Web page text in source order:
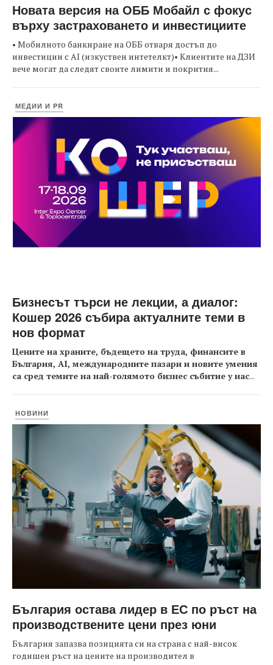
Новата версия на ОББ Мобайл с фокус
върху застраховането и инвестициите
• Мобилното банкиране на ОББ отваря достъп до
инвестиции с AI (изкуствен интетелкт)• Клиентите на ДЗИ
вече могат да следят своите лимити и покрития...
МЕДИИ И PR
Бизнесът търси не лекции, а диалог:
Кошер 2026 събира актуалните теми в
нов формат
Цените на храните, бъдещето на труда, финансите в
България, AI, международните пазари и новите умения
са сред темите на най-голямото бизнес събитие у нас...
НОВИНИ
България остава лидер в ЕС по ръст на
производствените цени през юни
България запазва позицията си на страна с най-висок
годишен ръст на цените на производител в